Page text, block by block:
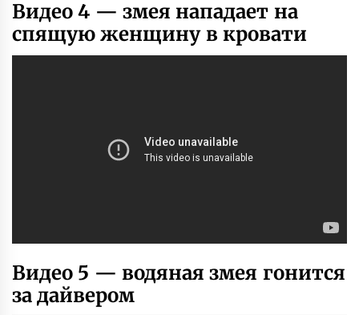
Видео 4 — змея нападает на
спящую женщину в кровати
Видео 5 — водяная змея гонится
за дайвером